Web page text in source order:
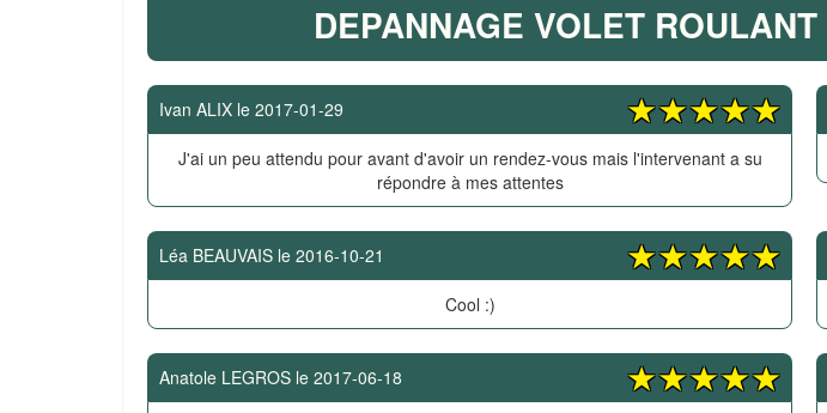
DEPANNAGE VOLET
Ivan ALIX le 2017-01-29
J'ai un peu attendu pour avant d'avoir un rendez-vous mais l'intervenant a su
répondre à mes attentes
Léa BEAUVAIS le 2016-10-21
Cool :)
Anatole LEGROS le 2017-06-18